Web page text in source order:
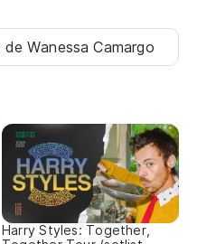
de Wanessa Camargo
Harry Styles: Together,